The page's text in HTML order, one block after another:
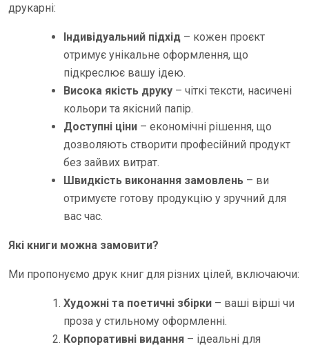
друкарні:
Індивідуальний підхід – кожен проєкт
отримує унікальне оформлення, що
підкреслює вашу ідею.
Висока якість друку – чіткі тексти, насичені
кольори та якісний папір.
Доступні ціни – економічні рішення, що
дозволяють створити професійний продукт
без зайвих витрат.
Швидкість виконання замовлень – ви
отримуєте готову продукцію у зручний для
вас час.
Які книги можна замовити?
Ми пропонуємо друк книг для різних цілей, включаючи:
Художні та поетичні збірки – ваші вірші чи
проза у стильному оформленні.
Корпоративні видання – ідеальні для